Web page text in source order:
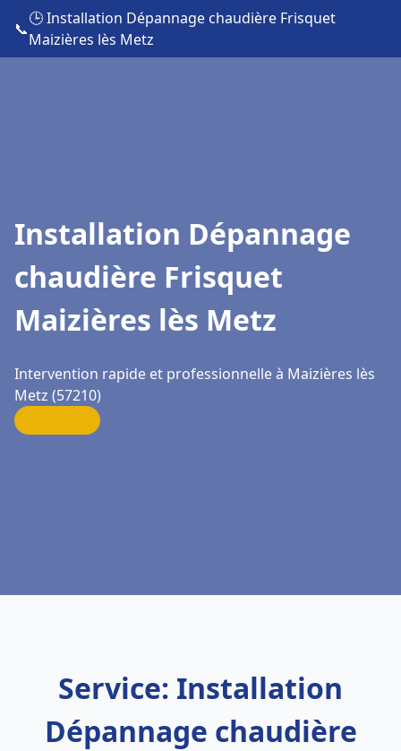
📞
🕒 Installation Dépannage chaudière Frisquet
Maizières lès Metz
Installation Dépannage
chaudière Frisquet
Maizières lès Metz
Intervention rapide et professionnelle à Maizières lès
Metz (57210)
Service: Installation
Dépannage chaudière